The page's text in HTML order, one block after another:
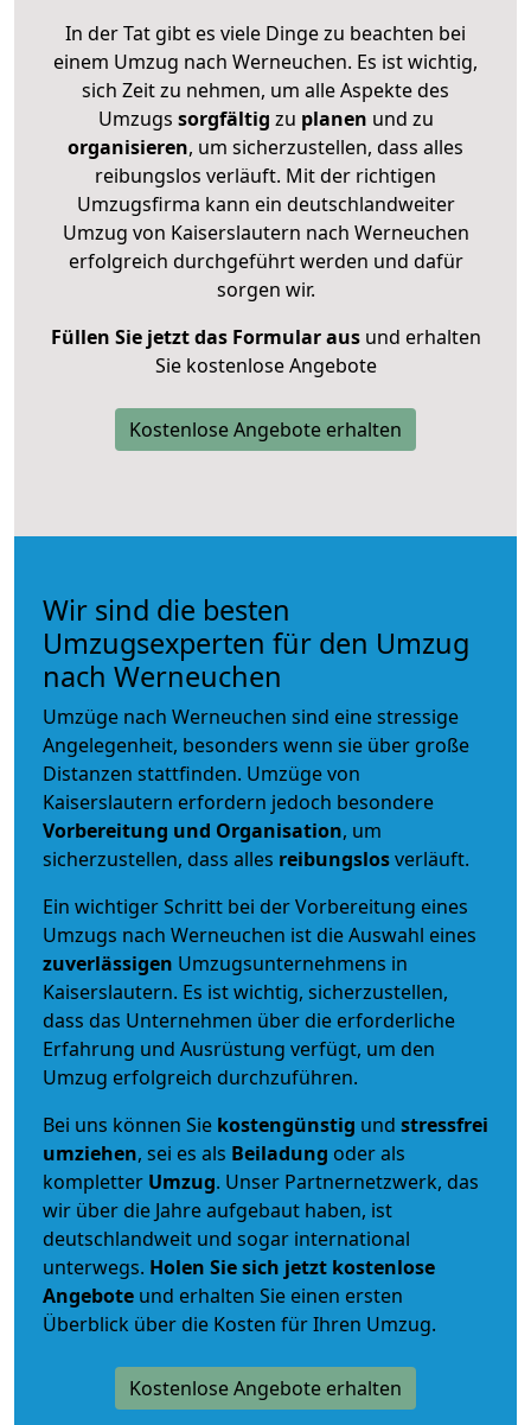
In der Tat gibt es viele Dinge zu beachten bei
einem Umzug nach Werneuchen. Es ist wichtig,
sich Zeit zu nehmen, um alle Aspekte des
Umzugs sorgfältig zu planen und zu
organisieren, um sicherzustellen, dass alles
reibungslos verläuft. Mit der richtigen
Umzugsfirma kann ein deutschlandweiter
Umzug von Kaiserslautern nach Werneuchen
erfolgreich durchgeführt werden und dafür
sorgen wir.
Füllen Sie jetzt das Formular ausund erhalten
Sie kostenlose Angebote
Kostenlose Angebote erhalten
Wir sind die besten
Umzugsexperten für den Umzug
nach Werneuchen
Umzüge nach Werneuchen sind eine stressige
Angelegenheit, besonders wenn sie über große
Distanzen stattfinden. Umzüge von
Kaiserslautern erfordern jedoch besondere
Vorbereitung und Organisation, um
sicherzustellen, dass alles reibungslosverläuft.
Ein wichtiger Schritt bei der Vorbereitung eines
Umzugs nach Werneuchen ist die Auswahl eines
zuverlässigen Umzugsunternehmens in
Kaiserslautern. Es ist wichtig, sicherzustellen,
dass das Unternehmen über die erforderliche
Erfahrung und Ausrüstung verfügt, um den
Umzug erfolgreich durchzuführen.
Bei uns können Sie kostengünstig und stressfrei
umziehen, sei es als Beiladung oder als
kompletter Umzug. Unser Partnernetzwerk, das
wir über die Jahre aufgebaut haben, ist
deutschlandweit und sogar international
unterwegs. Holen Sie sich jetzt kostenlose
Angebote und erhalten Sie einen ersten
Überblick über die Kosten für Ihren Umzug.
Kostenlose Angebote erhalten